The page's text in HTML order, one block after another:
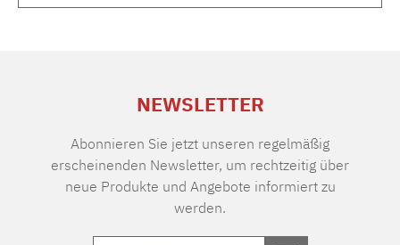
NEWSLETTER
Abonnieren Sie jetzt unseren regelmäßig
erscheinenden Newsletter, um rechtzeitig über
neue Produkte und Angebote informiert zu
werden.